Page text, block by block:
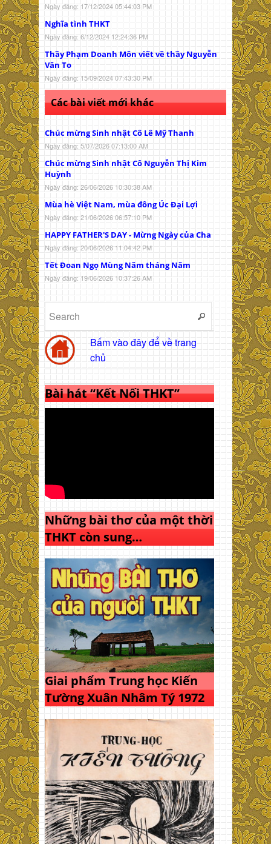
Ngày đăng: 17/12/2024 05:44:03 PM
Nghĩa tình THKT
Ngày đăng: 6/12/2024 12:24:36 PM
Thầy Phạm Doanh Môn viết về thầy Nguyễn
Văn To
Ngày đăng: 15/09/2024 07:43:30 PM
Các bài viết mới khác
Chúc mừng Sinh nhật Cô Lê Mỹ Thanh
Ngày đăng: 5/07/2026 07:13:00 AM
Chúc mừng Sinh nhật Cô Nguyễn Thị Kim
Huỳnh
Ngày đăng: 26/06/2026 10:30:38 AM
Mùa hè Việt Nam, mùa đông Úc Đại Lợi
Ngày đăng: 21/06/2026 06:57:10 PM
HAPPY FATHER'S DAY - Mừng Ngày của Cha
Ngày đăng: 20/06/2026 11:04:42 PM
Tết Đoan Ngọ Mùng Năm tháng Năm
Ngày đăng: 19/06/2026 10:37:26 AM
Bấm vào đây để về trang
chủ
Bài hát “Kết Nối THKT”
Những bài thơ của một thời
THKT còn sung…
Giai phẩm Trung học Kiến
Tường Xuân Nhâm Tý 1972